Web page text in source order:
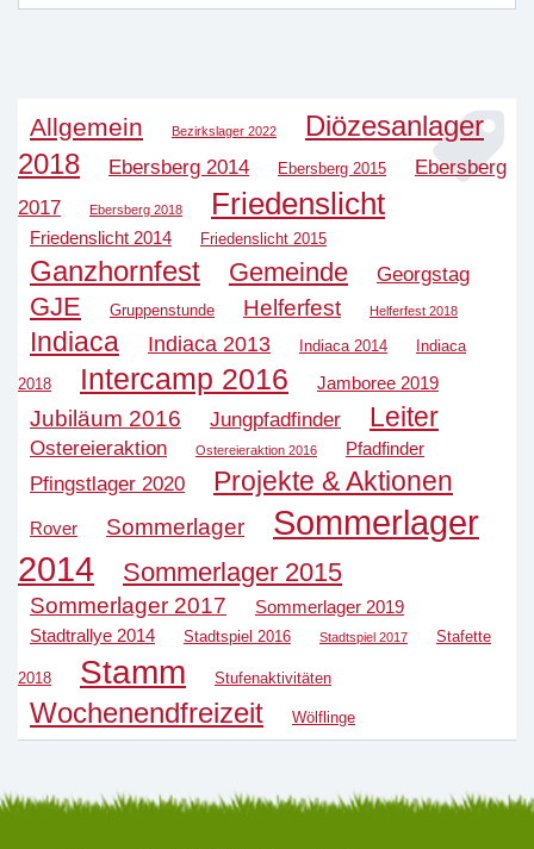
Allgemein Bezirkslager 2022
Diözesanlager
2018
Ebersberg 2014 Ebersberg 2015
Ebersberg
2017
Ebersberg 2018 Friedenslicht
Friedenslicht 2014 Friedenslicht 2015
Ganzhornfest Gemeinde Georgstag
GJE Gruppenstunde Helferfest Helferfest 2018
Indiaca Indiaca 2013 Indiaca 2014 Indiaca
2018 Intercamp 2016 Jamboree 2019
Jubiläum 2016 Jungpfadfinder Leiter
Ostereieraktion Ostereieraktion 2016 Pfadfinder
Pfingstlager 2020 Projekte & Aktionen
Rover Sommerlager
Sommerlager
2014
Sommerlager 2015
Sommerlager 2017
Sommerlager 2019
Stadtrallye 2014
Stadtspiel 2016 Stadtspiel 2017 Stafette
2018 Stamm Stufenaktivitäten
Wochenendfreizeit Wölflinge